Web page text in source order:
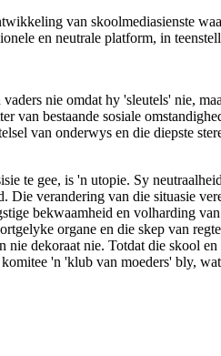
van skoolmediasienste
en neutrale platform, in
nie omdat hy 'sleutels' nie,
van bestaande sosiale
van onderwys en die diepste
te gee, is 'n utopie. Sy
Die verandering van die situasie
bekwaamheid en volharding
organe en die skep van
dekoraat nie. Totdat die skool
'n 'klub van moeders' bly,